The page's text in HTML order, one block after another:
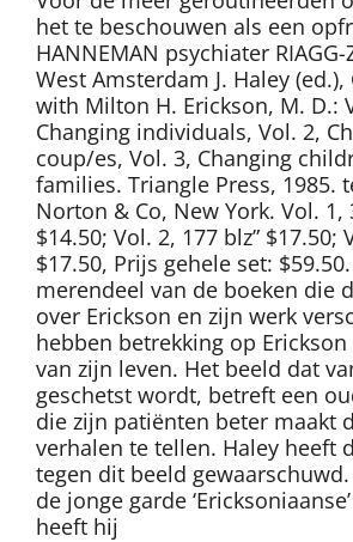
het te beschouwen als een
HANNEMAN psychiater
West Amsterdam J. Haley
with Milton H. Erickson, M. D.:
Changing individuals, Vol. 2,
coup/es, Vol. 3, Changing
families. Triangle Press, 1985.
Norton & Co, New York. Vol. 1,
$14.50; Vol. 2, 177 blz” $17.50;
$17.50, Prijs gehele set:
merendeel van de boeken die
over Erickson en zijn werk
hebben betrekking op
van zijn leven. Het beeld dat
geschetst wordt, betreft een
die zijn patiënten beter maakt
verhalen te tellen. Haley heeft
tegen dit beeld
de jonge garde
heeft hij